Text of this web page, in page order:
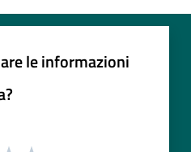
le informazioni